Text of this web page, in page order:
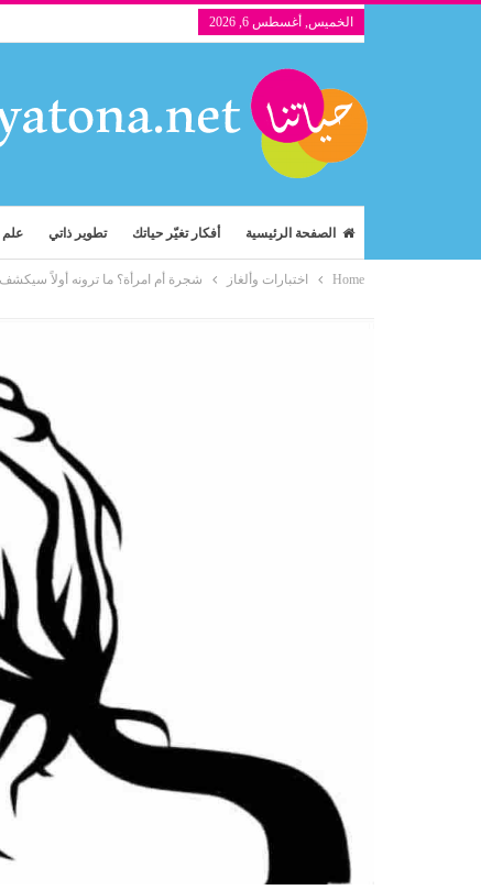
الخميس, أغسطس 6, 2026
الصفحة الرئيسية أفكار تغيّر حياتك تطوير ذاتي
Home اختبارات وألغاز شجرة أم امرأة؟ ما ترونه أولاً